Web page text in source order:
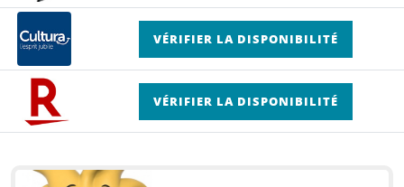
VÉRIFIER LA DISPONIBILITÉ
VÉRIFIER LA DISPONIBILITÉ